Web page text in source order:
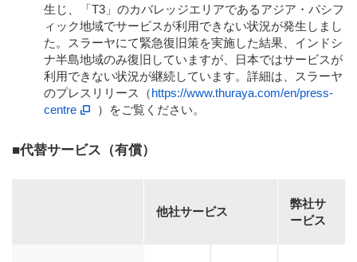
生じ、「T3」のカバレッジエリアであるアジア・パシフ
ィック地域でサービスが利用できない状況が発生しまし
た。スラーヤにて緊急復旧策を実施した結果、インドシ
ナ半島地域のみ復旧していますが、日本ではサービスが
利用できない状況が継続しています。詳細は、スラーヤ
のプレスリリース（https://www.thuraya.com/en/press-
centre
）をご覧ください。
■代替サービス（有償）
他社サービス
弊社サ
ービス